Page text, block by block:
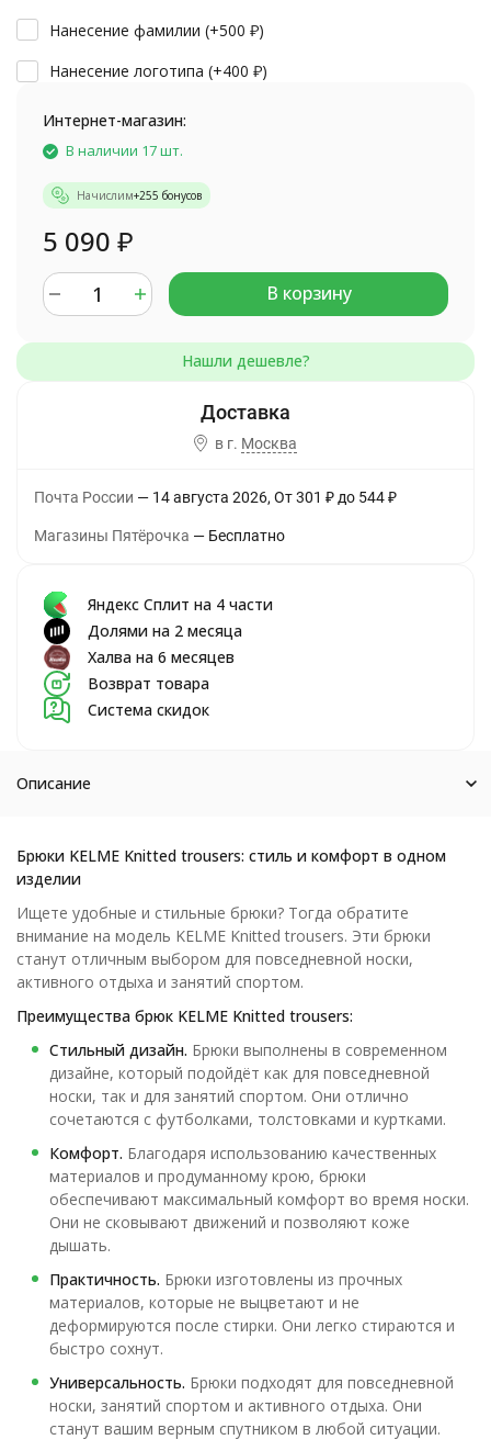
Нанесение фамилии (+500 ₽)
Нанесение логотипа (+400 ₽)
Интернет-магазин:
В наличии 17 шт.
Начислим+255 бонусов
5 090 ₽
В корзину
в г. Москва
Почта России 14 августа 2026 От 301 ₽до 544₽
Магазины Пятёрочка Бесплатно
Яндекс Сплит на 4 части
Долями на 2 месяца
Халва на 6 месяцев
Возврат товара
Система скидок
Описание
Брюки KELME Knitted trousers: стиль и комфорт в одном
изделии
Ищете удобные и стильные брюки? Тогда обратите
внимание на модель KELME Knitted trousers. Эти брюки
станут отличным выбором для повседневной носки,
активного отдыха и занятий спортом.
Преимущества брюк KELME Knitted trousers:
Стильный дизайн. Брюки выполнены в современном
дизайне, который подойдёт как для повседневной
носки, так и для занятий спортом. Они отлично
сочетаются с футболками, толстовками и куртками.
Комфорт. Благодаря использованию качественных
материалов и продуманному крою, брюки
обеспечивают максимальный комфорт во время носки.
Они не сковывают движений и позволяют коже
дышать.
Практичность. Брюки изготовлены из прочных
материалов, которые не выцветают и не
деформируются после стирки. Они легко стираются и
быстро сохнут.
Универсальность. Брюки подходят для повседневной
носки, занятий спортом и активного отдыха. Они
станут вашим верным спутником в любой ситуации.